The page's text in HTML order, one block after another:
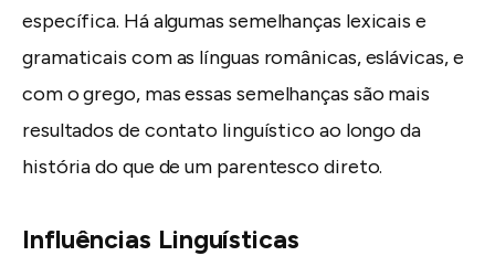
específica. Há algumas semelhanças lexicais e
gramaticais com as línguas românicas, eslávicas, e
com o grego, mas essas semelhanças são mais
resultados de contato linguístico ao longo da
história do que de um parentesco direto.
Influências Linguísticas